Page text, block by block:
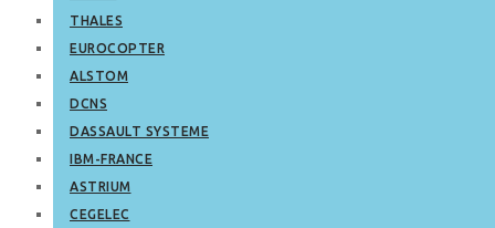
THALES
EUROCOPTER
ALSTOM
DCNS
DASSAULT SYSTEME
IBM-FRANCE
ASTRIUM
CEGELEC